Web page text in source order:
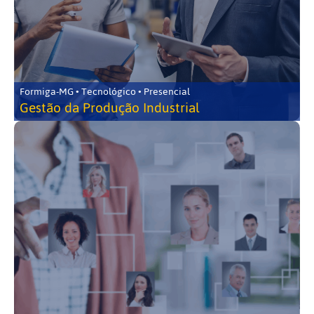
Formiga-MG • Tecnológico • Presencial
Gestão da Produção Industrial